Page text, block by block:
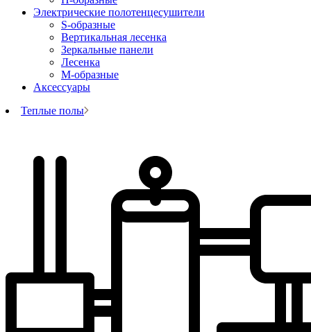
Электрические полотенцесушители
S-образные
Вертикальная лесенка
Зеркальные панели
Лесенка
М-образные
Аксессуары
Теплые полы